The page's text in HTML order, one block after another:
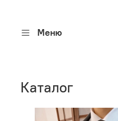
Меню
Каталог